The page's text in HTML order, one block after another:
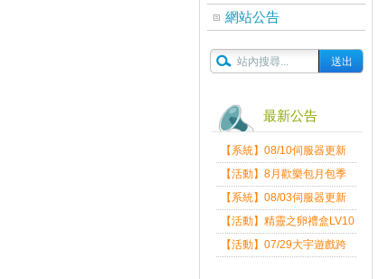
網站公告
最新公告
【系統】08/10伺服器更新
維護公告
【活動】8月歡樂包月包季
送
【系統】08/03伺服器更新
維護公告
【活動】精靈之卵禮盒LV10
限量發送中
【活動】07/29大宇遊戲跨